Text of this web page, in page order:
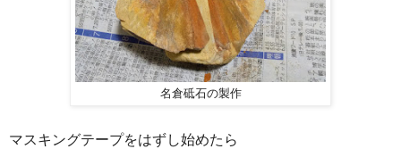
名倉砥石の製作
マスキングテープをはずし始めたら